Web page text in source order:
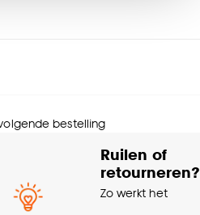
doek
bestelling
Ruilen of
retourneren?
Zo werkt het